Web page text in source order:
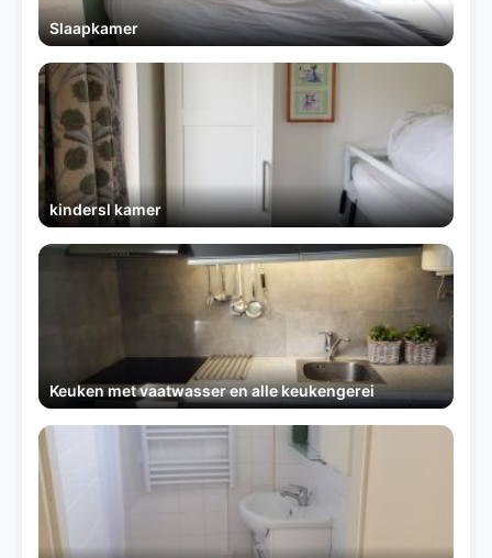
Slaapkamer
kindersl kamer
Keuken met vaatwasser en alle keukengerei